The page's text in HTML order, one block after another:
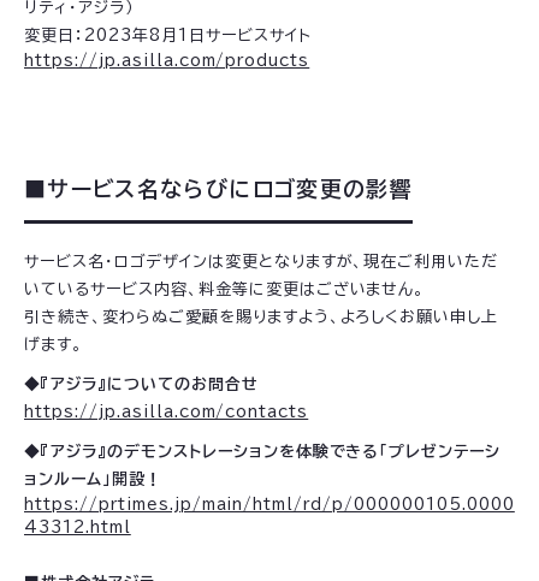
リティ・アジラ）
変更日：2023年8月1日サービスサイト
https://jp.asilla.com/products
■サービス名ならびにロゴ変更の影響
サービス名・ロゴデザインは変更となりますが、現在ご利用いただ
いているサービス内容、料金等に変更はございません。
引き続き、変わらぬご愛顧を賜りますよう、よろしくお願い申し上
げます。
◆『アジラ』についてのお問合せ
https://jp.asilla.com/contacts
◆『アジラ』のデモンストレーションを体験できる「プレゼンテーシ
ョンルーム」開設！
https://prtimes.jp/main/html/rd/p/000000105.0000
43312.html